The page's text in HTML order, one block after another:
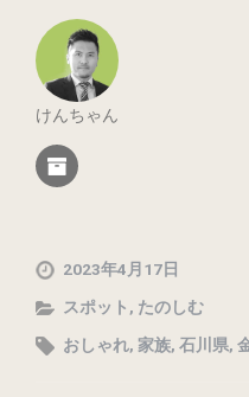
けんちゃん
2023年4月17日
スポット , たのしむ
おしゃれ, 家族, 石川県,